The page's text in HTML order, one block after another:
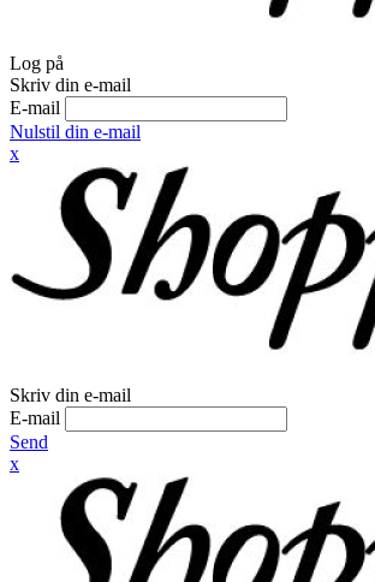
Log på
Skriv din e-mail
E-mail
Nulstil din e-mail
x
Skriv din e-mail
E-mail
Send
x